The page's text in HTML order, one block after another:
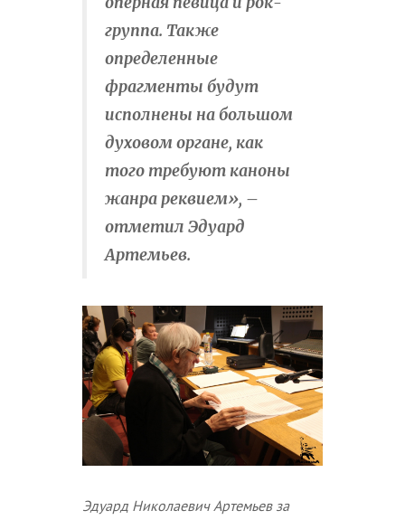
группа. Также
определенные
фрагменты будут
исполнены на большом
духовом органе, как
того требуют каноны
жанра реквием», –
отметил Эдуард
Артемьев.
Эдуард Николаевич Артемьев за